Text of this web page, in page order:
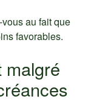
au fait que
favorables.
malgré